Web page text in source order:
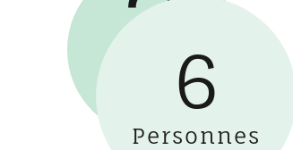
Double6
Personnes